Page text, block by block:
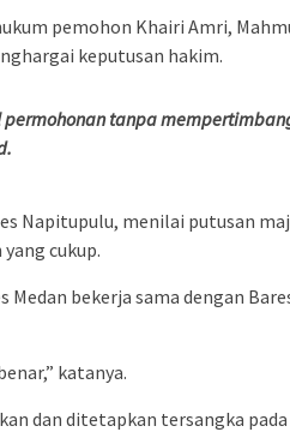
pemohon Khairi Amri,
keputusan hakim.
tanpa
Napitupulu, menilai putusan
cukup.
bekerja sama dengan
katanya.
dan ditetapkan tersangka pada